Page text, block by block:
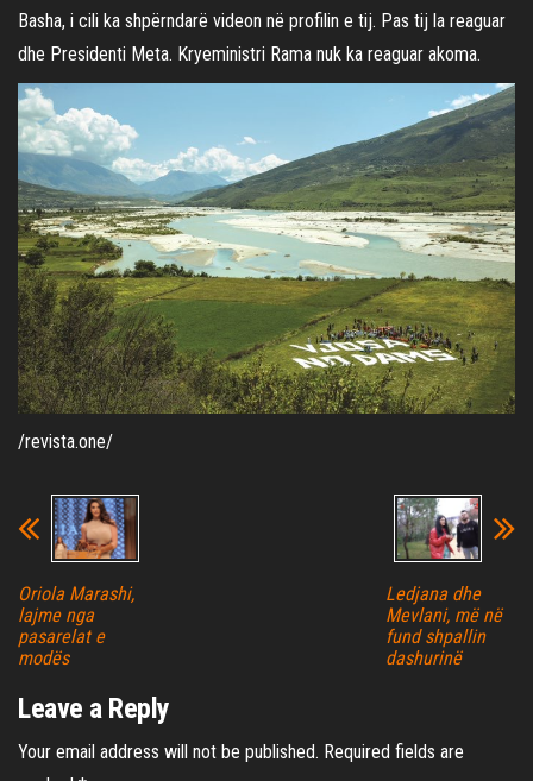
Basha, i cili ka shpërndarë videon në profilin e tij. Pas tij la reaguar
dhe Presidenti Meta. Kryeministri Rama nuk ka reaguar akoma.
/revista.one/
Oriola Marashi,
lajme nga
pasarelat e
modës
Ledjana dhe
Mevlani, më në
fund shpallin
dashurinë
Leave a Reply
Your email address will not be published. Required fields are